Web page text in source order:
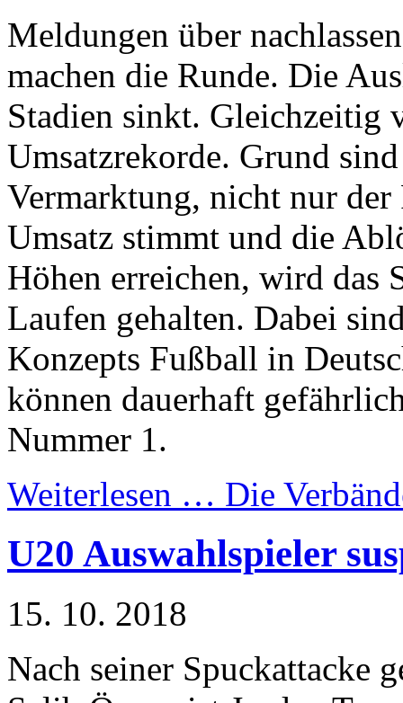
Meldungen über
machen die Runde. Die
Stadien sinkt. Gleichzeitig
Umsatzrekorde. Grund
Vermarktung, nicht nur der
Umsatz stimmt und die
Höhen erreichen, wird das
Laufen gehalten. Dabei
Konzepts Fußball in
können dauerhaft
Nummer 1.
Weiterlesen … Die
U20 Auswahlspieler
15. 10. 2018
Nach seiner Spuckattacke